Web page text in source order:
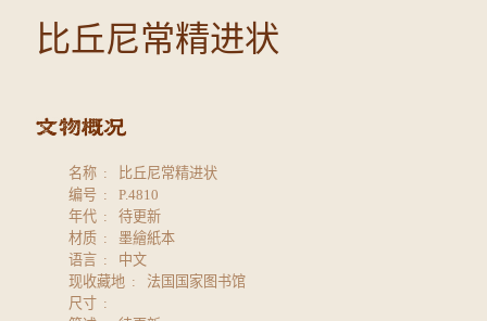
比丘尼常精进状
名称
比丘尼常精进状
编号
P.4810
年代
待更新
材质
墨繪紙本
语言
中文
现收藏地
法国国家图书馆
尺寸